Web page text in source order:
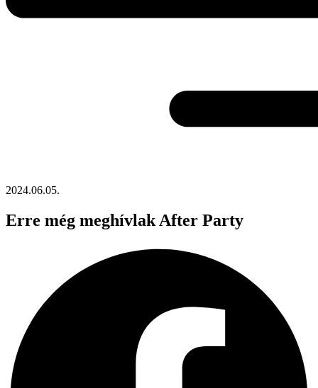
2024.06.05.
Erre még meghívlak After Party